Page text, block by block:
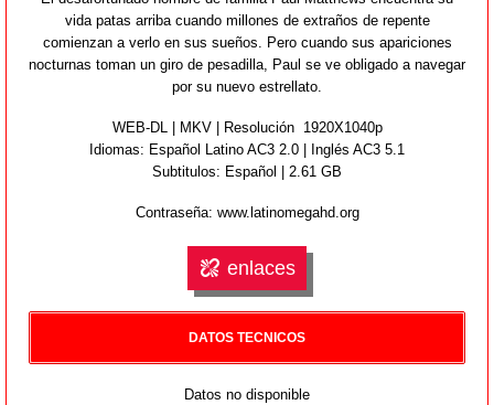
vida patas arriba cuando millones de extraños de repente
comienzan a verlo en sus sueños. Pero cuando sus apariciones
nocturnas toman un giro de pesadilla, Paul se ve obligado a navegar
por su nuevo estrellato.
WEB-DL | MKV | Resolución 1920X1040p
Idiomas: Español Latino AC3 2.0 | Inglés AC3 5.1
Subtitulos: Español | 2.61 GB
Contraseña: www.latinomegahd.org
enlaces
DATOS TECNICOS
Datos no disponible